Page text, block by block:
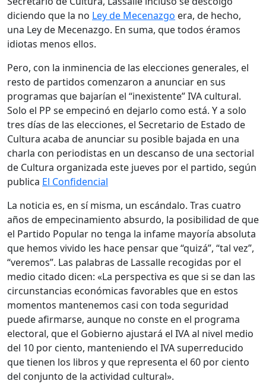
diciendo que la no Ley de Mecenazgo era, de hecho,
una Ley de Mecenazgo. En suma, que todos éramos
idiotas menos ellos.
Pero, con la inminencia de las elecciones generales, el
resto de partidos comenzaron a anunciar en sus
programas que bajarían el “inexistente” IVA cultural.
Solo el PP se empecinó en dejarlo como está. Y a solo
tres días de las elecciones, el Secretario de Estado de
Cultura acaba de anunciar su posible bajada en una
charla con periodistas en un descanso de una sectorial
de Cultura organizada este jueves por el partido, según
publica El Confidencial
La noticia es, en sí misma, un escándalo. Tras cuatro
años de empecinamiento absurdo, la posibilidad de que
el Partido Popular no tenga la infame mayoría absoluta
que hemos vivido les hace pensar que “quizá”, “tal vez”,
“veremos”. Las palabras de Lassalle recogidas por el
medio citado dicen: «La perspectiva es que si se dan las
circunstancias económicas favorables que en estos
momentos mantenemos casi con toda seguridad
puede afirmarse, aunque no conste en el programa
electoral, que el Gobierno ajustará el IVA al nivel medio
del 10 por ciento, manteniendo el IVA superreducido
que tienen los libros y que representa el 60 por ciento
del conjunto de la actividad cultural».